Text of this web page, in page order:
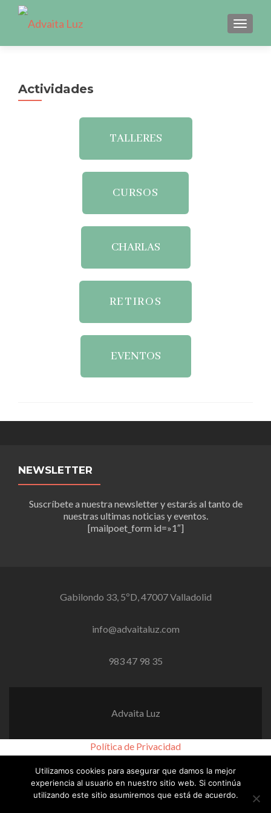
Actividades
TALLERES
CURSOS
CHARLAS
RETIROS
EVENTOS
NEWSLETTER
Suscríbete a nuestra newsletter y estarás al tanto de
nuestras ultimas noticias y eventos.
[mailpoet_form id=»1″]
Gabilondo 33, 5ºD, 47007 Valladolid
info@advaitaluz.com
983 47 98 35
Advaita Luz
Utilizamos cookies para asegurar que damos la mejor
experiencia al usuario en nuestro sitio web. Si continúa
utilizando este sitio asumiremos que está de acuerdo.
Política de Privacidad
Aviso Legal Aviso de Cookies
Asociación de Prevención Holística Advaita Luz&